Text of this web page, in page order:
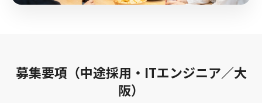
募集要項（中途採用・ITエンジニア／大
阪）